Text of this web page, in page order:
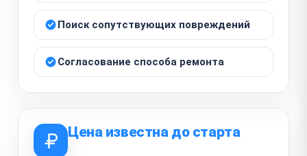
Поиск сопутствующих повреждений
Согласование способа ремонта
Цена известна до старта